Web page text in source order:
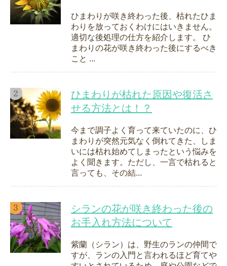
ひまわりが咲き終わった後、枯れたひま
わりを放っておくわけにはいきません。
適切な後処理の仕方を紹介します。 ひ
まわりの花が咲き終わった後にするべき
こと ...
ひまわりが枯れた原因や復活さ
せる方法とは！？
今まで調子よく育って来ていたのに、ひ
まわりが突然元気なく倒れてきた、しま
いには枯れ始めてしまったという悩みを
よく聞きます。ただし、一言で枯れると
言っても、その結...
シランの花が咲き終わった後の
お手入れ方法について
紫蘭（シラン）は、野生のランの仲間で
すが、ランの入門と言われるほど育てや